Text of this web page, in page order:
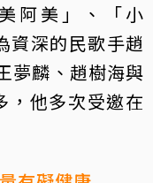
阿美」、「小
資深的民歌手趙
夢麟、趙樹海與
，他多次受邀在